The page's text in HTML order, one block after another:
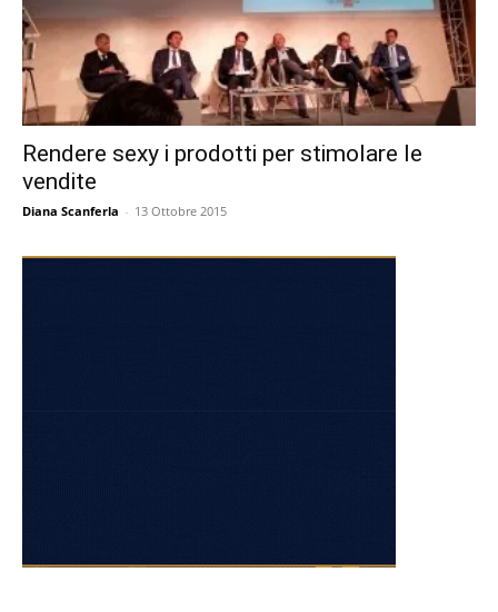
Rendere sexy i prodotti per stimolare le
vendite
Diana Scanferla - 13 Ottobre 2015